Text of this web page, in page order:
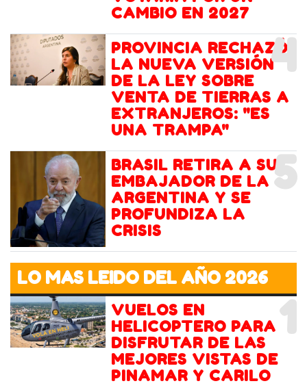
CAMBIO EN 2027
4
PROVINCIA RECHAZÓ
LA NUEVA VERSIÓN
DE LA LEY SOBRE
VENTA DE TIERRAS A
EXTRANJEROS: "ES
UNA TRAMPA"
5
BRASIL RETIRA A SU
EMBAJADOR DE LA
ARGENTINA Y SE
PROFUNDIZA LA
CRISIS
LO MAS LEIDO DEL AÑO 2026
1
VUELOS EN
HELICOPTERO PARA
DISFRUTAR DE LAS
MEJORES VISTAS DE
PINAMAR Y CARILO